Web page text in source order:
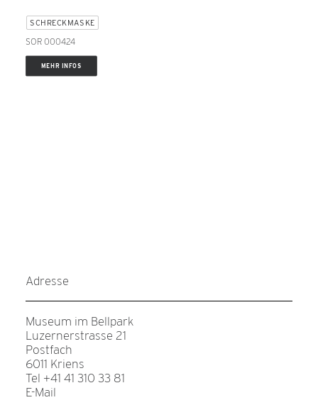
SCHRECKMASKE
SOR 000424
MEHR INFOS
Adresse
Museum im Bellpark
Luzernerstrasse 21
Postfach
6011 Kriens
Tel +41 41 310 33 81
E-Mail